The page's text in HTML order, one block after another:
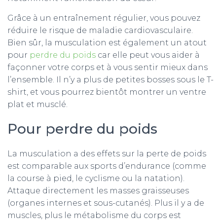
Grâce à un entraînement régulier, vous pouvez
réduire le risque de maladie cardiovasculaire.
Bien sûr, la musculation est également un atout
pour perdre du poids car elle peut vous aider à
façonner votre corps et à vous sentir mieux dans
l’ensemble. Il n’y a plus de petites bosses sous le T-
shirt, et vous pourrez bientôt montrer un ventre
plat et musclé.
Pour perdre du poids
La musculation a des effets sur la perte de poids
est comparable aux sports d’endurance (comme
la course à pied, le cyclisme ou la natation).
Attaque directement les masses graisseuses
(organes internes et sous-cutanés). Plus il y a de
muscles, plus le métabolisme du corps est